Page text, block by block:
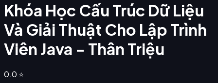
Khóa Học Cấu Trúc Dữ Liệu
Và Giải Thuật Cho Lập Trình
Viên Java - Thân Triệu
0.0 ⭐